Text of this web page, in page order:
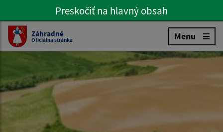
Preskočiť na hlavné menu
Preskočiť na hlavný obsah
Slovenčina
Záhradné
Oficiálna stránka Menu